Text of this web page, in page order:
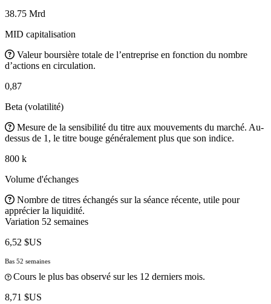
38.75 Mrd
MID capitalisation
Valeur boursière totale de l’entreprise en fonction du nombre
d’actions en circulation.
0,87
Beta (volatilité)
Mesure de la sensibilité du titre aux mouvements du marché. Au-
dessus de 1, le titre bouge généralement plus que son indice.
800 k
Volume d'échanges
Nombre de titres échangés sur la séance récente, utile pour
apprécier la liquidité.
Variation 52 semaines
6,52 $US
Bas 52 semaines
Cours le plus bas observé sur les 12 derniers mois.
8,71 $US